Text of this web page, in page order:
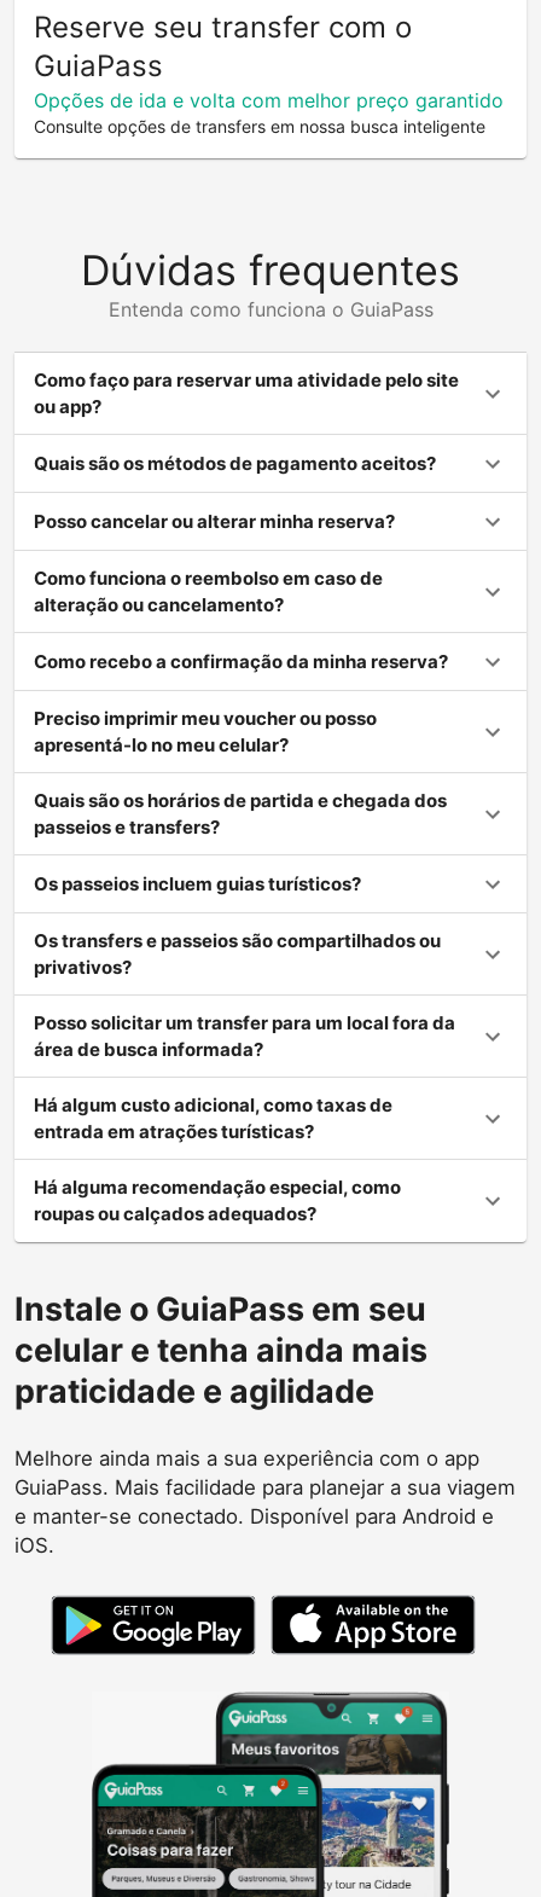
Reserve seu transfer com o
GuiaPass
Opções de ida e volta com melhor preço garantido
Consulte opções de transfers em nossa busca inteligente
Dúvidas frequentes
Entenda como funciona o GuiaPass
Como faço para reservar uma atividade pelo site
ou app?
Quais são os métodos de pagamento aceitos?
Posso cancelar ou alterar minha reserva?
Como funciona o reembolso em caso de
alteração ou cancelamento?
Como recebo a confirmação da minha reserva?
Preciso imprimir meu voucher ou posso
apresentá-lo no meu celular?
Quais são os horários de partida e chegada dos
passeios e transfers?
Os passeios incluem guias turísticos?
Os transfers e passeios são compartilhados ou
privativos?
Posso solicitar um transfer para um local fora da
área de busca informada?
Há algum custo adicional, como taxas de
entrada em atrações turísticas?
Há alguma recomendação especial, como
roupas ou calçados adequados?
Instale o GuiaPass em seu
celular e tenha ainda mais
praticidade e agilidade
Melhore ainda mais a sua experiência com o app
GuiaPass. Mais facilidade para planejar a sua viagem
e manter-se conectado. Disponível para Android e
iOS.